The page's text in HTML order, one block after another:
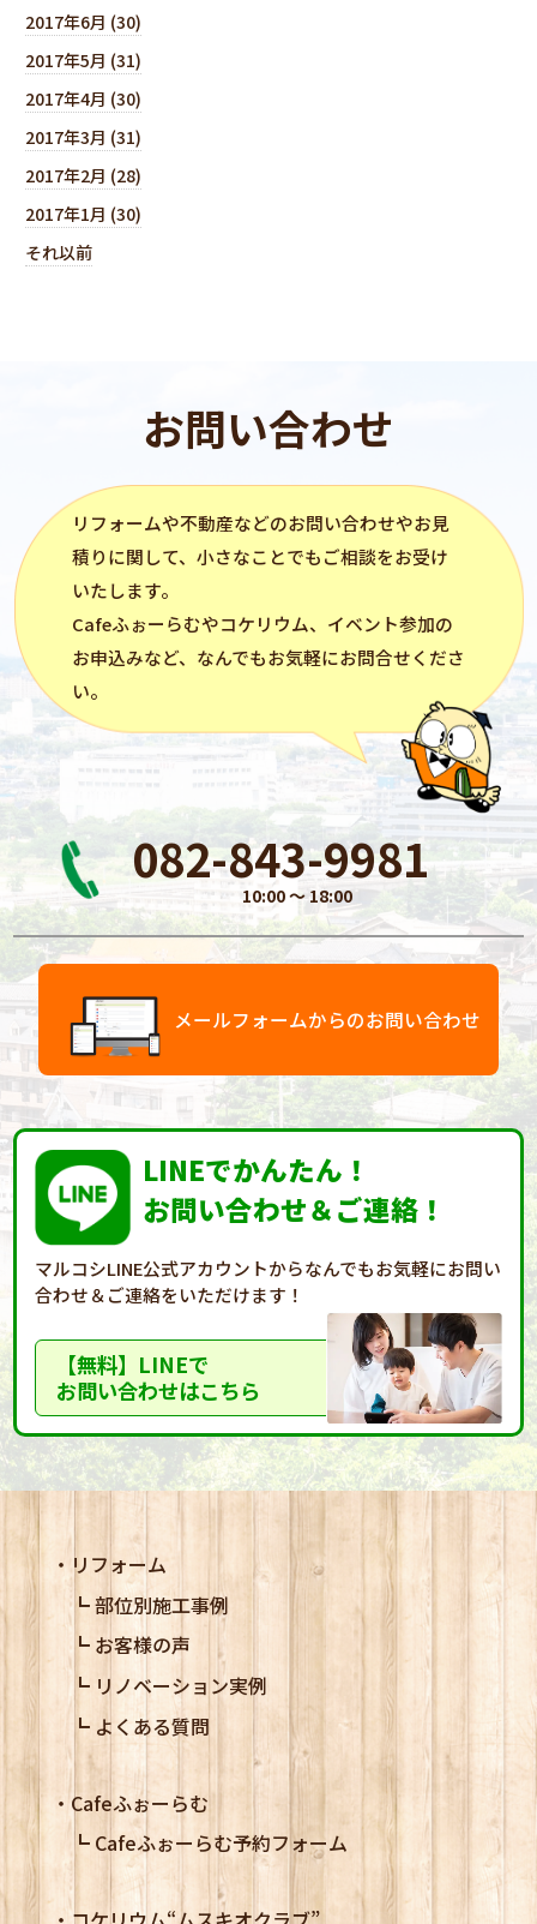
2017年6月 (30)
2017年5月 (31)
2017年4月 (30)
2017年3月 (31)
2017年2月 (28)
2017年1月 (30)
それ以前
お問い合わせ
リフォームや不動産などのお問い合わせやお見
積りに関して、小さなことでもご相談をお受け
いたします。
Cafeふぉーらむやコケリウム、イベント参加の
お申込みなど、なんでもお気軽にお問合せくださ
い。
082-843-9981
10:00 〜 18:00
メールフォームからのお問い合わせ
LINEでかんたん！
お問い合わせ＆ご連絡！
マルコシLINE公式アカウントからなんでもお気軽にお問い
合わせ＆ご連絡をいただけます！
【無料】LINEで
お問い合わせはこちら
リフォーム
部位別施工事例
お客様の声
リノベーション実例
よくある質問
Cafeふぉーらむ
Cafeふぉーらむ予約フォーム